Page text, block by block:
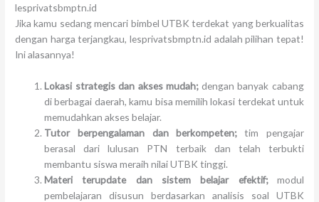
lesprivatsbmptn.id
Jika kamu sedang mencari bimbel UTBK terdekat yang berkualitas
dengan harga terjangkau, lesprivatsbmptn.id adalah pilihan tepat!
Ini alasannya!
Lokasi strategis dan akses mudah; dengan banyak cabang
di berbagai daerah, kamu bisa memilih lokasi terdekat untuk
memudahkan akses belajar.
Tutor berpengalaman dan berkompeten;tim pengajar
berasal dari lulusan PTN terbaik dan telah terbukti
membantu siswa meraih nilai UTBK tinggi.
Materi terupdate dan sistem belajar efektif; modul
pembelajaran disusun berdasarkan analisis soal UTBK